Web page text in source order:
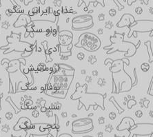
غذای ایرانی سگ
اونو سگ
آدی داگ
اروماتیش
بوفالو سگ
سلبن سگ
پتچی سگ